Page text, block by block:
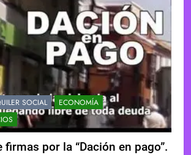
SOCIAL
ECONOMÍA
firmas por la “Dación en pago”.